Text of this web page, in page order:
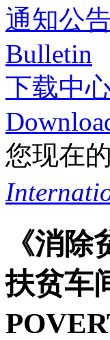
通知公
Bulletin
下载中
您现在
《消
扶贫车